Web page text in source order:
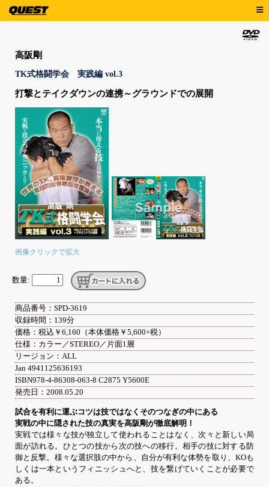
高阪剛
TK式格闘学会 実践編 vol.3
打撃とテイクダウンの連携～グラウンドでの展開
画像クリックで拡大
数量:
商品番号：SPD-3619
収録時間：139分
価格：税込￥6,160（本体価格￥5,600+税）
仕様：カラー／STEREO／片面1層
リージョン：ALL
Jan 4941125636193
ISBN978-4-86308-063-8 C2875 Y5600E
発売日：2008.05.20
試合を有利に運ぶコツは技ではなくそのつなぎの中にある
実戦の中に隠された技の真実を高阪剛が徹底解明！
実戦では様々な技が独立して使われることはなく、次々と新しい局
面が訪れる。ひとつの技から次の技への移行。相手の技に対する防
御と反撃。様々な選択肢の中から、自分が有利な体勢を取り、KOも
しくは一本というフィニッシュへと、技を繋げていくことが必要で
ある。